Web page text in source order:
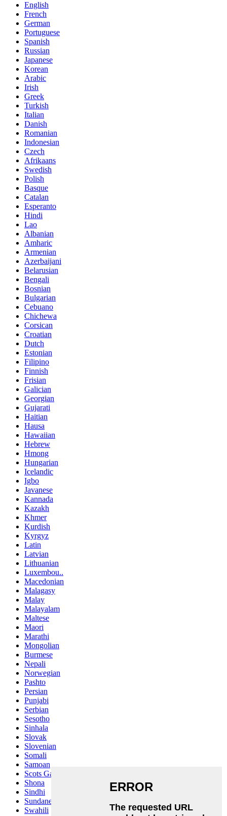
English
French
German
Portuguese
Spanish
Russian
Japanese
Korean
Arabic
Irish
Greek
Turkish
Italian
Danish
Romanian
Indonesian
Czech
Afrikaans
Swedish
Polish
Basque
Catalan
Esperanto
Hindi
Lao
Albanian
Amharic
Armenian
Azerbaijani
Belarusian
Bengali
Bosnian
Bulgarian
Cebuano
Chichewa
Corsican
Croatian
Dutch
Estonian
Filipino
Finnish
Frisian
Galician
Georgian
Gujarati
Haitian
Hausa
Hawaiian
Hebrew
Hmong
Hungarian
Icelandic
Igbo
Javanese
Kannada
Kazakh
Khmer
Kurdish
Kyrgyz
Latin
Latvian
Lithuanian
Luxembou..
Macedonian
Malagasy
Malay
Malayalam
Maltese
Maori
Marathi
Mongolian
Burmese
Nepali
Norwegian
Pashto
Persian
Punjabi
Serbian
Sesotho
Sinhala
Slovak
Slovenian
Somali
Samoan
Scots Gaelic
Shona
Sindhi
Sundanese
Swahili